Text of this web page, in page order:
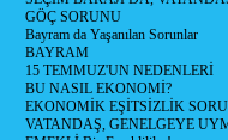
GÖÇ SORUNU
Bayram da Yaşanılan Sorunlar
BAYRAM
15 TEMMUZ'UN NEDENLERİ
BU NASIL EKONOMİ?
EKONOMİK EŞİTSİZLİK
VATANDAŞ, GENELGEYE